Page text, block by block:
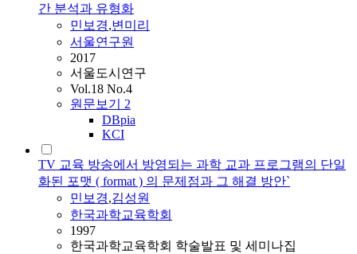
간 분석과 유형화
민보경,변미리
서울연구원
2017
서울도시연구
Vol.18 No.4
원문보기 2
DBpia
KCI
TV 교육 방송에서 방영되는 과학 교과 프로그램의 단일
화된 포맷 ( format ) 의 문제점과 그 해결 방안`
민보경,김성원
한국과학교육학회
1997
한국과학교육학회 학술발표 및 세미나집